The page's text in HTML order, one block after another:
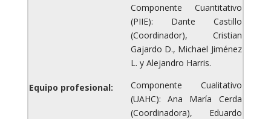
Equipo profesional:
Componente Cuantitativo
(PIIE): Dante Castillo
(Coordinador), Cristian
Gajardo D., Michael Jiménez
L. y Alejandro Harris.
Componente Cualitativo
(UAHC): Ana María Cerda
(Coordinadora), Eduardo